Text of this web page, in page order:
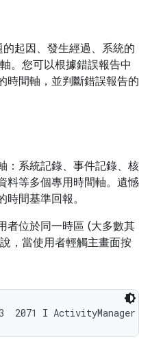
起因、發生經過、系統的
。您可以根據錯誤報告中
時間軸，並判斷錯誤報告的
：系統記錄、事件記錄、核
料等多個專用時間軸。遺憾
間基準回報。
者位於同一時區 (大多數其
，當使用者輕觸主畫面按
2071 I ActivityManager: